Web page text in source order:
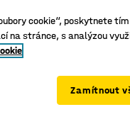
cookie“, poskytnete
na stránce, s analýzou
Zamítnout